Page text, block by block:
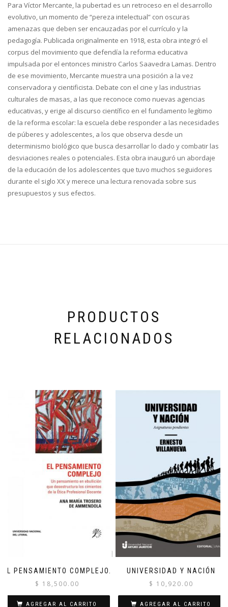
Para Víctor Mercante, la pubertad es un retroceso en el desarrollo
evolutivo, un momento de “pereza intelectual” con oscuras
amenazas que deben ser encauzadas por el currículo y la
pedagogía. Publicada originalmente en 1918, esta obra integró el
corpus del movimiento que defendía la reforma educativa
impulsada por el entonces ministro Carlos Saavedra Lamas. Dentro
de ese movimiento, Mercante muestra una posición a la vez
conservadora y cientificista. Debate con el cine y las industrias
culturales de masas, a las que reconoce como nuevas agencias
educativas, y erige al discurso científico en el fundamento legítimo
de la reforma escolar: la escuela debe responder a las necesidades
de púberes y adolescentes, a los que observa desde un
determinismo biológico que busca desarrollar lo dado y combatir las
desviaciones reales o potenciales. Esta obra inauguró un abordaje
de la educación de los adolescentes que tuvo muchos seguidores
durante el siglo XX y merece una lectura renovada sobre sus
presupuestos y sus efectos.
PRODUCTOS
RELACIONADOS
EL PENSAMIENTO COMPLEJO.
$ 18,500.00
AGREGAR AL CARRITO
UNIVERSIDAD Y NACIÓN
$ 10,920.00
AGREGAR AL CARRITO